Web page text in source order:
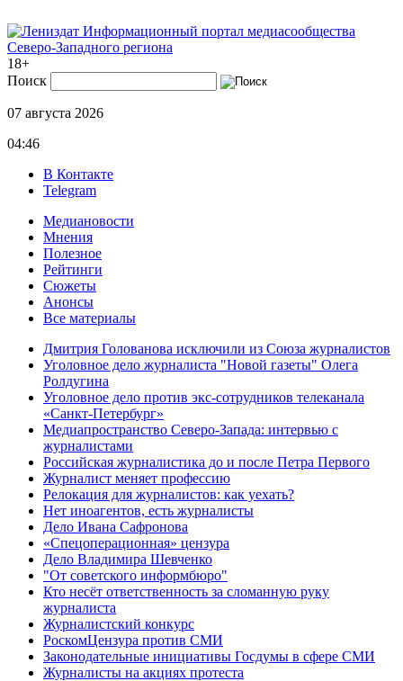
Информационный портал медиасообщества
Северо-Западного региона
18+
Поиск
07 августа 2026
04:46
В Контакте
Telegram
Медиановости
Мнения
Полезное
Рейтинги
Сюжеты
Анонсы
Все материалы
Дмитрия Голованова исключили из Союза журналистов
Уголовное дело журналиста "Новой газеты" Олега
Ролдугина
Уголовное дело против экс-сотрудников телеканала
«Санкт-Петербург»
Медиапространство Северо-Запада: интервью с
журналистами
Российская журналистика до и после Петра Первого
Журналист меняет профессию
Релокация для журналистов: как уехать?
Нет иноагентов, есть журналисты
Дело Ивана Сафронова
«Спецоперационная» цензура
Дело Владимира Шевченко
"От советского информбюро"
Кто несёт ответственность за сломанную руку
журналиста
Журналистский конкурс
РоскомЦензура против СМИ
Законодательные инициативы Госдумы в сфере СМИ
Журналисты на акциях протеста